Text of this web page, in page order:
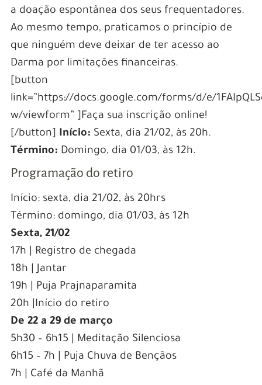
a doação espontânea dos seus frequentadores.
Ao mesmo tempo, praticamos o princípio de
que ninguém deve deixar de ter acesso ao
Darma por limitações financeiras.
[button
link=”https://docs.google.com/forms/d/e/
w/viewform” ]Faça sua inscrição online!
[/button] Início: Sexta, dia 21/02, às 20h.
Término: Domingo, dia 01/03, às 12h.
Programação do retiro
Início: sexta, dia 21/02, às 20hrs
Término: domingo, dia 01/03, às 12h
Sexta, 21/02
17h | Registro de chegada
18h | Jantar
19h | Puja Prajnaparamita
20h |Início do retiro
De 22 a 29 de março
5h30 – 6h15 | Meditação Silenciosa
6h15 – 7h | Puja Chuva de Bençãos
7h | Café da Manhã